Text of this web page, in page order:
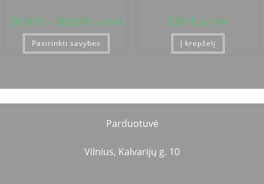
34,00 € – 36,00 € su PVM
Pasirinkti savybes
5,00 € su PVM
Į krepšelį
Parduotuvė
Vilnius, Kalvarijų g. 10